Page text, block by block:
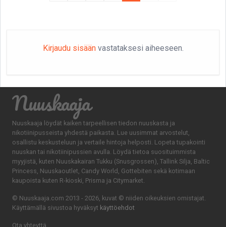
Kirjaudu sisäänvastataksesi aiheeseen.
Nuuskaaja
Nuuskaaja löydät kaiken tarpeellisen tiedon nuuskasta ja
nikotiinipusseista yhdestä paikasta. Lue uusimmat arvostelut,
osallistu keskusteluun ja vertaile hintoja helposti. Lopeta tupakointi
nuuskan tai nikotiinipussien avulla. Löydä tietoa suosituimmista
myyjistä, kuten Nuuskakairan Tukku (Snusgrossen), Tallink Silja, Baltic
Princess, Nuuskaoutlet, Candy World, Gottebiten sekä kotimaan
kaupoista kuten R-kioski, Prisma ja Citymarket.
© Nuuskaaja.com 2013 - 2026, kuvat © niiden oikeuksien omistajat.
Käyttämällä sivustoa hyväksyt käyttöehdot
Ota yhteyttä